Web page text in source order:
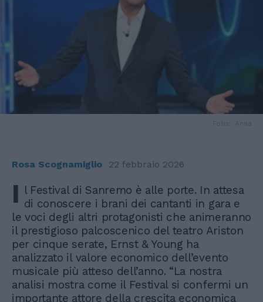
Rosa Scognamiglio 22 febbraio 2026
I l Festival di Sanremo è alle porte. In attesa
di conoscere i brani dei cantanti in gara e
le voci degli altri protagonisti che animeranno
il prestigioso palcoscenico del teatro Ariston
per cinque serate, Ernst & Young ha
analizzato il valore economico dell’evento
musicale più atteso dell’anno. “La nostra
analisi mostra come il Festival si confermi un
importante attore della crescita economica